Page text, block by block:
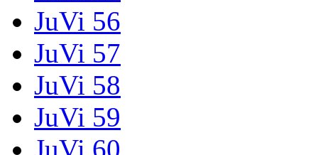
JuVi 56
JuVi 57
JuVi 58
JuVi 59
JuVi 60